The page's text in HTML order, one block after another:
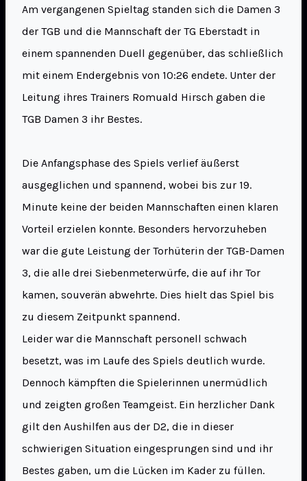
Am vergangenen Spieltag standen sich die Damen 3
der TGB und die Mannschaft der TG Eberstadt in
einem spannenden Duell gegenüber, das schließlich
mit einem Endergebnis von 10:26 endete. Unter der
Leitung ihres Trainers Romuald Hirsch gaben die
TGB Damen 3 ihr Bestes.
Die Anfangsphase des Spiels verlief äußerst
ausgeglichen und spannend, wobei bis zur 19.
Minute keine der beiden Mannschaften einen klaren
Vorteil erzielen konnte. Besonders hervorzuheben
war die gute Leistung der Torhüterin der TGB-Damen
3, die alle drei Siebenmeterwürfe, die auf ihr Tor
kamen, souverän abwehrte. Dies hielt das Spiel bis
zu diesem Zeitpunkt spannend.
Leider war die Mannschaft personell schwach
besetzt, was im Laufe des Spiels deutlich wurde.
Dennoch kämpften die Spielerinnen unermüdlich
und zeigten großen Teamgeist. Ein herzlicher Dank
gilt den Aushilfen aus der D2, die in dieser
schwierigen Situation eingesprungen sind und ihr
Bestes gaben, um die Lücken im Kader zu füllen.